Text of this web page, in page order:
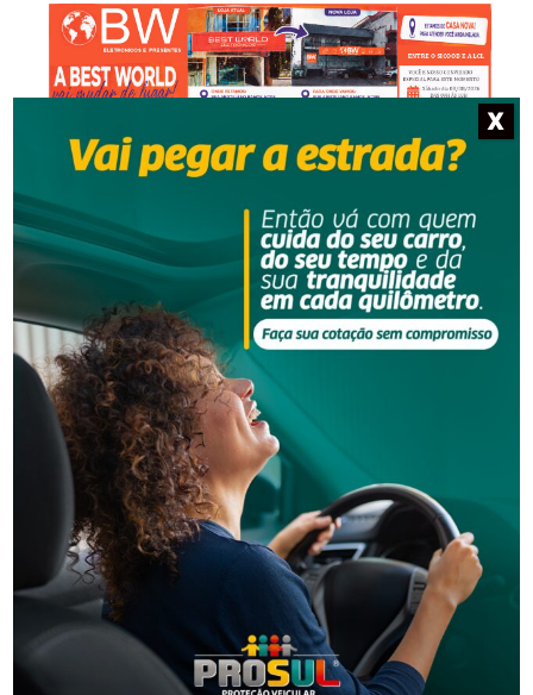
NOTÍCIAS RELACIONADAS
Segurança
Grave acidente na BR-101 envolvendo dois
caminhões deixa um motorista morto
X